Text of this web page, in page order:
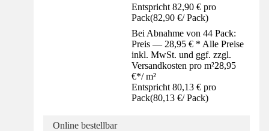
Entspricht 82,90 € pro
Pack(82,90 €/ Pack)
Bei Abnahme von 44 Pack:
Preis — 28,95 € * Alle Preise
inkl. MwSt. und ggf. zzgl.
Versandkosten pro m²28,95
€*/ m²
Entspricht 80,13 € pro
Pack(80,13 €/ Pack)
Online bestellbar